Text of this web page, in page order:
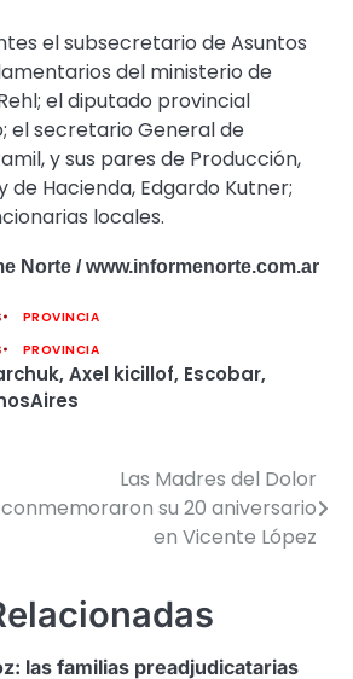
el subsecretario de Asuntos
del ministerio de
el diputado provincial
el secretario General de
y sus pares de Producción,
de Hacienda, Edgardo Kutner;
locales.
Norte / www.informenorte.com.ar
PROVINCIA
PROVINCIA
, Axel kicillof, Escobar,
Las Madres del Dolor
conmemoraron su 20 aniversario
en Vicente López
las familias preadjudicatarias